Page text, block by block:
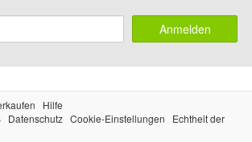
Anmelden
Hilfe
Datenschutz Cookie-Einstellungen
Echtheit der